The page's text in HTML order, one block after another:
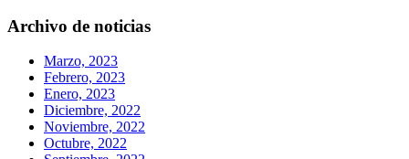
Archivo de noticias
Marzo, 2023
Febrero, 2023
Enero, 2023
Diciembre, 2022
Noviembre, 2022
Octubre, 2022